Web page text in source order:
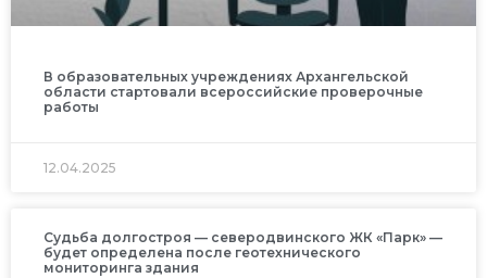
В образовательных учреждениях Архангельской
области стартовали всероссийские проверочные
работы
12.04.2025
Судьба долгостроя — северодвинского ЖК «Парк» —
будет определена после геотехнического
мониторинга здания